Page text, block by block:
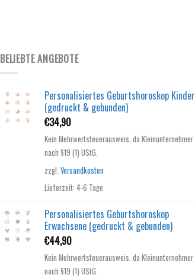
BELIEBTE ANGEBOTE
Personalisiertes Geburtshoroskop Kinder
(gedruckt & gebunden)
€34,90
Kein Mehrwertsteuerausweis, da Kleinunternehmer
nach §19 (1) UStG.
zzgl. Versandkosten
Lieferzeit: 4-6 Tage
Personalisiertes Geburtshoroskop
Erwachsene (gedruckt & gebunden)
€44,90
Kein Mehrwertsteuerausweis, da Kleinunternehmer
nach §19 (1) UStG.